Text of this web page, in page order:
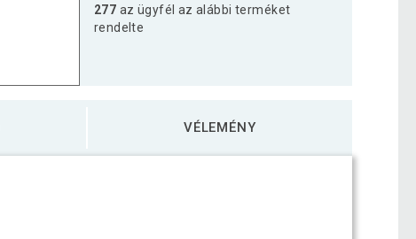
277 az ügyfél az alábbi terméket
rendelte
VÉLEMÉNY